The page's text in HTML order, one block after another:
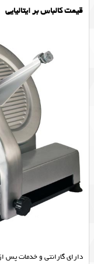
قیمت کالباس بر ایتالیایی
دارای گارانتی و خدمات پس